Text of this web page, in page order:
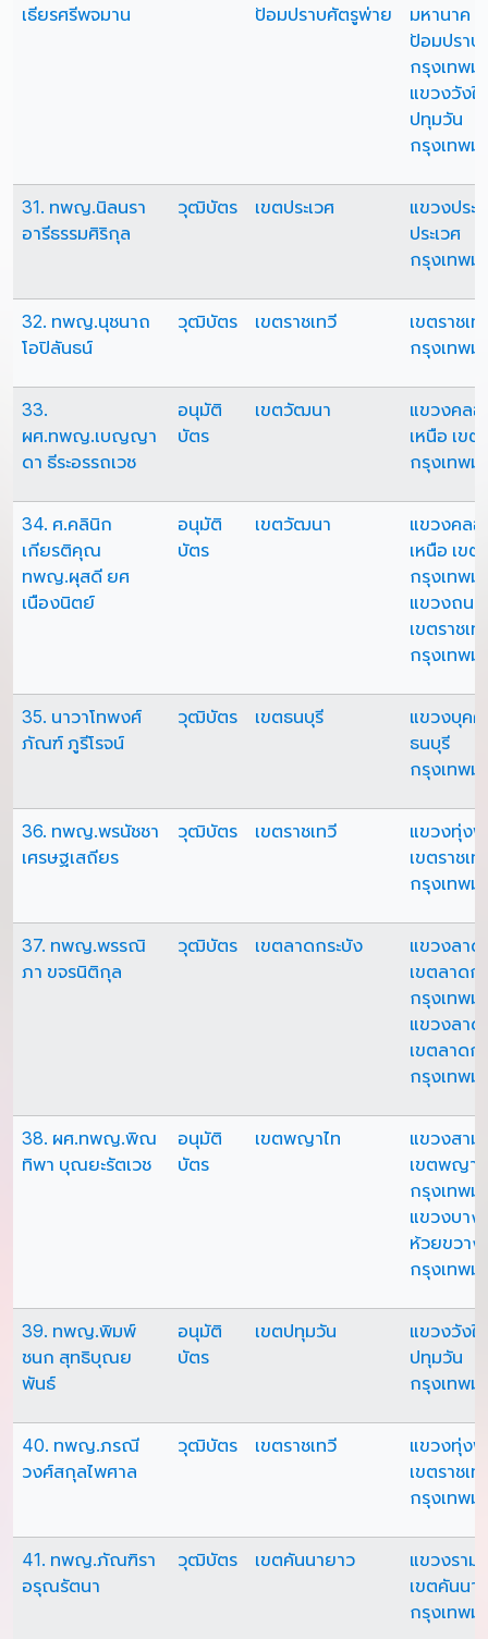
เธียรศรีพจมาน
ป้อมปราบศัตรูพ่าย
มหานาค เ
ป้อมปรา
กรุงเทพม
แขวงวังใ
ปทุมวัน
กรุงเทพม
31. ทพญ.นิลนรา
อารีธรรมศิริกุล
วุฒิบัตร เขตประเวศ
แขวงประ
ประเวศ
กรุงเทพม
32. ทพญ.นุชนาถ
โอปิลันธน์
วุฒิบัตร เขตราชเทวี
เขตราชเท
กรุงเทพม
33.
ผศ.ทพญ.เบญญา
ดา ธีระอรรถเวช
อนุมัติ
บัตร
เขตวัฒนา
แขวงคลอ
เหนือ เข
กรุงเทพม
34. ศ.คลินิก
เกียรติคุณ
ทพญ.ผุสดี ยศ
เนืองนิตย์
อนุมัติ
บัตร
เขตวัฒนา
แขวงคลอ
เหนือ เข
กรุงเทพม
แขวงถน
เขตราชเท
กรุงเทพม
35. นาวาโทพงศ์
ภัณฑ์ ภูรีโรจน์
วุฒิบัตร เขตธนบุรี
แขวงบุคค
ธนบุรี
กรุงเทพม
36. ทพญ.พรนัชชา
เศรษฐเสถียร
วุฒิบัตร เขตราชเทวี
แขวงทุ่ง
เขตราชเท
กรุงเทพม
37. ทพญ.พรรณิ
ภา ขจรนิติกุล
วุฒิบัตร เขตลาดกระบัง
แขวงลาด
เขตลาดก
กรุงเทพม
แขวงลาด
เขตลาดก
กรุงเทพม
38. ผศ.ทพญ.พิณ
ทิพา บุณยะรัตเวช
อนุมัติ
บัตร
เขตพญาไท
แขวงสาม
เขตพญา
กรุงเทพม
แขวงบาง
ห้วยขวาง
กรุงเทพม
39. ทพญ.พิมพ์
ชนก สุทธิบุณย
พันธ์
อนุมัติ
บัตร
เขตปทุมวัน
แขวงวังใ
ปทุมวัน
กรุงเทพม
40. ทพญ.ภรณี
วงศ์สกุลไพศาล
วุฒิบัตร เขตราชเทวี
แขวงทุ่ง
เขตราชเท
กรุงเทพม
41. ทพญ.ภัณฑิรา
อรุณรัตนา
วุฒิบัตร เขตคันนายาว
แขวงราม
เขตคันนา
กรุงเทพม